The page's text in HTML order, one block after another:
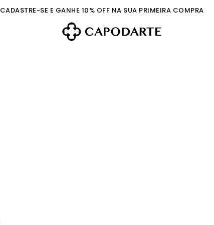
CADASTRE-SE E GANHE 10% OFF NA SUA PRIMEIRA COMPRA